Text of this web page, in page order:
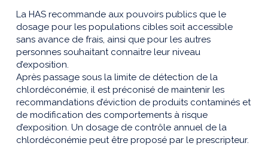
La HAS recommande aux pouvoirs publics que le
dosage pour les populations cibles soit accessible
sans avance de frais, ainsi que pour les autres
personnes souhaitant connaitre leur niveau
d’exposition.
Après passage sous la limite de détection de la
chlordéconémie, il est préconisé de maintenir les
recommandations d’éviction de produits contaminés et
de modification des comportements à risque
d’exposition. Un dosage de contrôle annuel de la
chlordéconémie peut être proposé par le prescripteur.